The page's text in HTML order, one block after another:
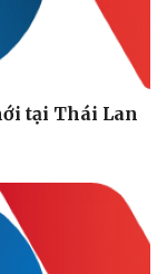
tại Thái Lan